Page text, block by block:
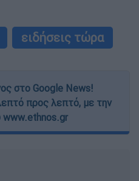
ειδήσεις τώρα
στο Google News!
προς λεπτό, με την
www.ethnos.gr